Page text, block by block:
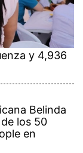
y 4,936
Belinda
los 50
en